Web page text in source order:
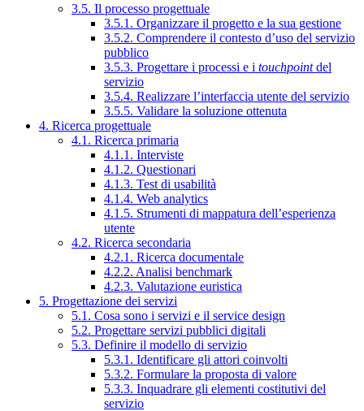
3.5. Il processo progettuale
3.5.1. Organizzare il progetto e la sua gestione
3.5.2. Comprendere il contesto d’uso del servizio
pubblico
3.5.3. Progettare i processi e i touchpointdel
servizio
3.5.4. Realizzare l’interfaccia utente del servizio
3.5.5. Validare la soluzione ottenuta
4. Ricerca progettuale
4.1. Ricerca primaria
4.1.1. Interviste
4.1.2. Questionari
4.1.3. Test di usabilità
4.1.4. Web analytics
4.1.5. Strumenti di mappatura dell’esperienza
utente
4.2. Ricerca secondaria
4.2.1. Ricerca documentale
4.2.2. Analisi benchmark
4.2.3. Valutazione euristica
5. Progettazione dei servizi
5.1. Cosa sono i servizi e il service design
5.2. Progettare servizi pubblici digitali
5.3. Definire il modello di servizio
5.3.1. Identificare gli attori coinvolti
5.3.2. Formulare la proposta di valore
5.3.3. Inquadrare gli elementi costitutivi del
servizio